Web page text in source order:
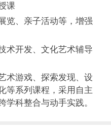
课
览、亲子活动等，增强
术开发、文化艺术辅导
术游戏、探索发现、设
等系列课程，采用自主
学科整合与动手实践。